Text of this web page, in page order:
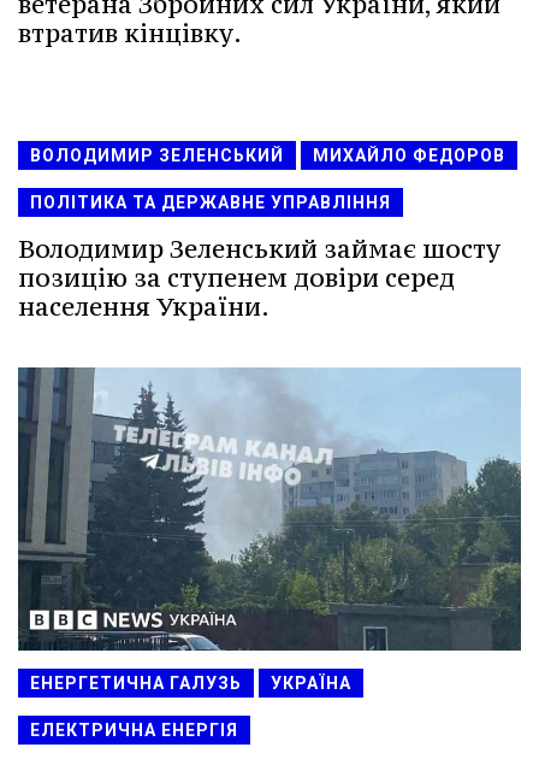
втратив кінцівку.
ВОЛОДИМИР ЗЕЛЕНСЬКИЙ МИХАЙЛО ФЕДОРОВ
ПОЛІТИКА ТА ДЕРЖАВНЕ УПРАВЛІННЯ
Володимир Зеленський займає шосту
позицію за ступенем довіри серед
населення України.
ЕНЕРГЕТИЧНА ГАЛУЗЬ УКРАЇНА
ЕЛЕКТРИЧНА ЕНЕРГІЯ